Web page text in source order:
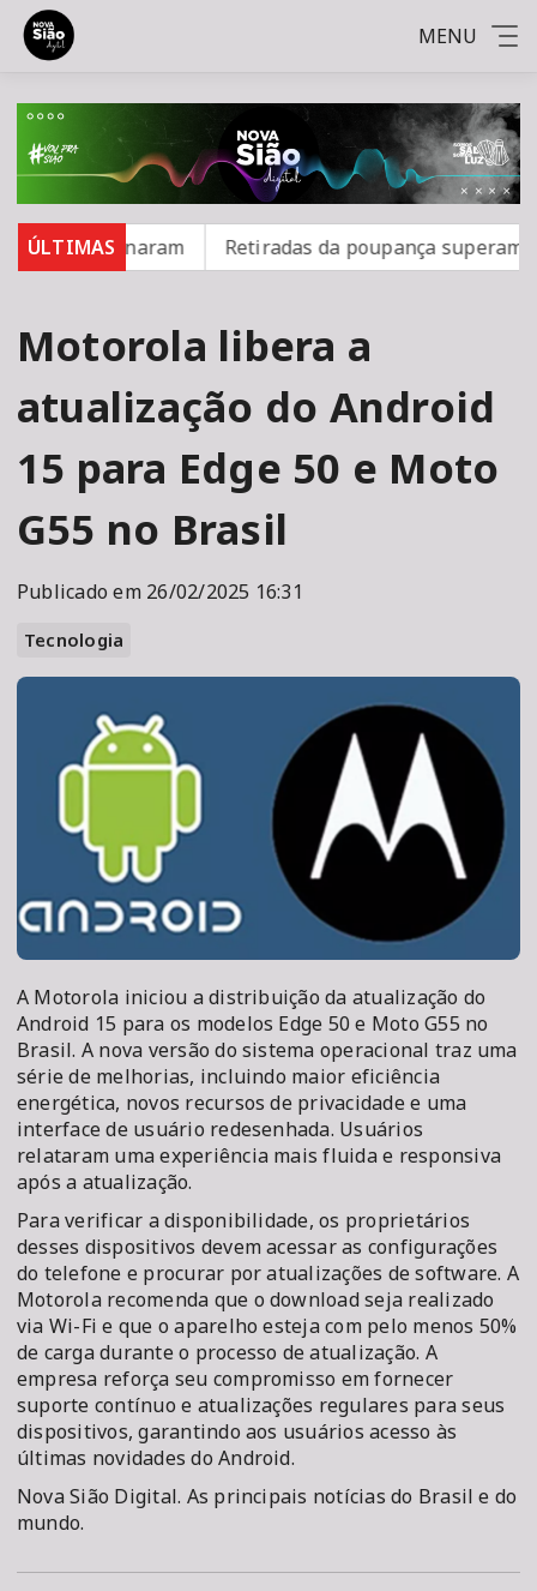
MENU
ÚLTIMAS
se vacinaram Retiradas da poupança superam
Motorola libera a
atualização do Android
15 para Edge 50 e Moto
G55 no Brasil
Publicado em 26/02/2025 16:31
Tecnologia
A Motorola iniciou a distribuição da atualização do
Android 15 para os modelos Edge 50 e Moto G55 no
Brasil. A nova versão do sistema operacional traz uma
série de melhorias, incluindo maior eficiência
energética, novos recursos de privacidade e uma
interface de usuário redesenhada. Usuários
relataram uma experiência mais fluida e responsiva
após a atualização.
Para verificar a disponibilidade, os proprietários
desses dispositivos devem acessar as configurações
do telefone e procurar por atualizações de software. A
Motorola recomenda que o download seja realizado
via Wi-Fi e que o aparelho esteja com pelo menos 50%
de carga durante o processo de atualização. A
empresa reforça seu compromisso em fornecer
suporte contínuo e atualizações regulares para seus
dispositivos, garantindo aos usuários acesso às
últimas novidades do Android.
Nova Sião Digital. As principais notícias do Brasil e do
mundo.